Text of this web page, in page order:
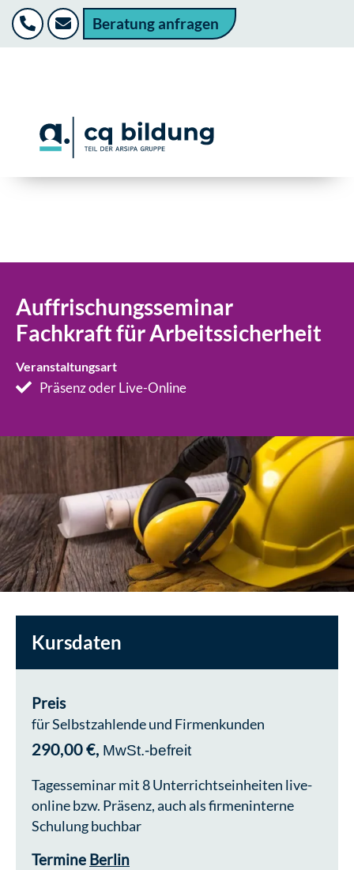
Beratung anfragen
Auffrischungsseminar
Fachkraft für Arbeitssicherheit
Veranstaltungsart
Präsenz oder Live-Online
Kursdaten
Preis
für Selbstzahlende und Firmenkunden
290,00 €, MwSt.-befreit
Tagesseminar mit 8 Unterrichtseinheiten live-
online bzw. Präsenz, auch als firmeninterne
Schulung buchbar
Termine Berlin